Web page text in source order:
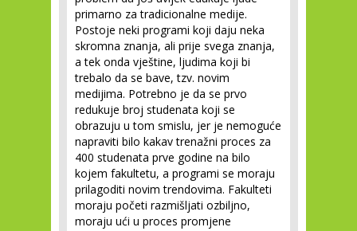
primarno za tradicionalne medije.
Postoje neki programi koji daju neka
skromna znanja, ali prije svega znanja,
a tek onda vještine, ljudima koji bi
trebalo da se bave, tzv. novim
medijima. Potrebno je da se prvo
redukuje broj studenata koji se
obrazuju u tom smislu, jer je nemoguće
napraviti bilo kakav trenažni proces za
400 studenata prve godine na bilo
kojem fakultetu, a programi se moraju
prilagoditi novim trendovima. Fakulteti
moraju početi razmišljati ozbiljno,
moraju ući u proces promjene